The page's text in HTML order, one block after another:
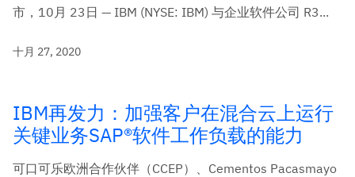
市，10月 23日 — IBM (NYSE: IBM) 与企业软件公司 R3...
十月 27, 2020
IBM再发力：加强客户在混合云上运行
关键业务SAP®软件工作负载的能力
可口可乐欧洲合作伙伴（CCEP）、Cementos Pacasmayo